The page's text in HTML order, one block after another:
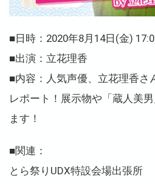
■日時：2020年8月14日(金)
■出演：立花理香
■内容：人気声優、立花理香さ
レポート！展示物や「蔵人美
ます！
■関連：
とら祭りUDX特設会場出張所